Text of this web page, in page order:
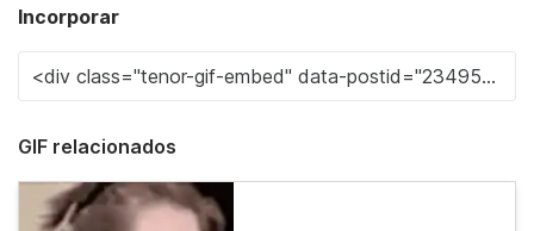
Incorporar
GIF relacionados